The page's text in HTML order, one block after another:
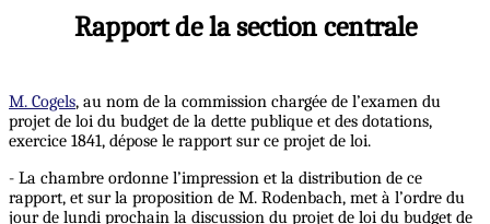
Rapport de la section centrale
M. Cogels, au nom de la commission chargée de l’examen du
projet de loi du budget de la dette publique et des dotations,
exercice 1841, dépose le rapport sur ce projet de loi.
- La chambre ordonne l’impression et la distribution de ce
rapport, et sur la proposition de M. Rodenbach, met à l’ordre du
jour de lundi prochain la discussion du projet de loi du budget de